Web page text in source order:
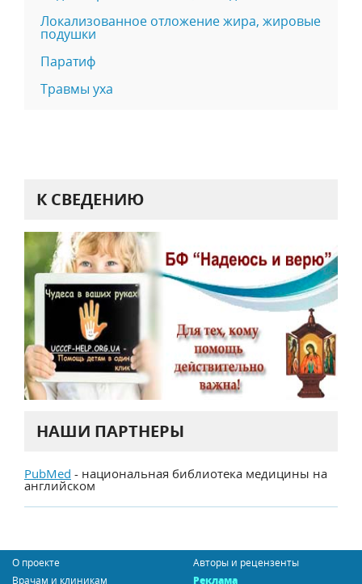
Локализованное отложение жира, жировые
подушки
Паратиф
Травмы уха
К СВЕДЕНИЮ
НАШИ ПАРТНЕРЫ
PubMed - национальная библиотека медицины на
английском
О проекте
Авторы и рецензенты
Врачам и клиникам
Реклама